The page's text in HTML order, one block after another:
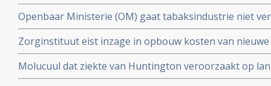
ADHD afkomen en geen medicijnen meer nodig
kinderen voor deelname aan studie
Openbaar Ministerie (OM) gaat tabaksindustrie niet
sickofsmoking - zeggen artikel 12 procedure te starten.
Zorginstituut eist inzage in opbouw kosten van
worden opgenomen in basisverzekering.
Molucuul dat ziekte van Huntington veroorzaakt op
korte termijn zonder gezonde cellen aan te tasten